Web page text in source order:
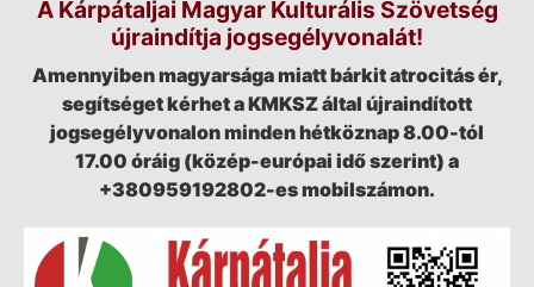
A Kárpátaljai Magyar Kulturális Szövetség
újraindítja jogsegélyvonalát!
Amennyiben magyarsága miatt bárkit atrocitás ér,
segítséget kérhet a KMKSZ által újraindított
jogsegélyvonalon minden hétköznap 8.00-tól
17.00 óráig (közép-európai idő szerint) a
+380959192802-es mobilszámon.